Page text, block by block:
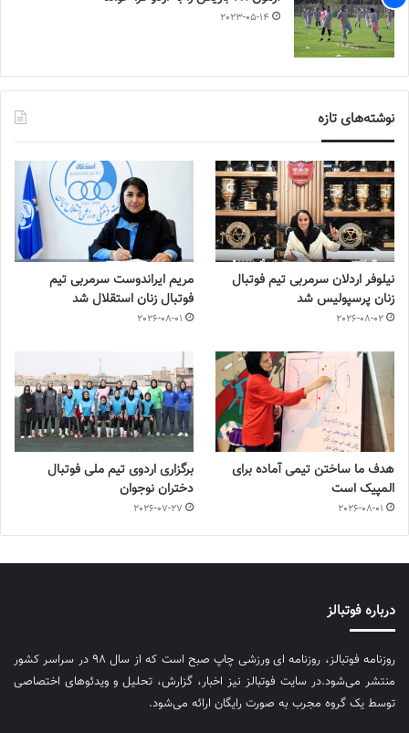
2023-05-14
نوشته‌های تازه
نیلوفر اردلان سرمربی تیم فوتبال
زنان پرسپولیس شد
2026-08-02
مریم ایراندوست سرمربی تیم
فوتبال زنان استقلال شد
2026-08-01
هدف ما ساختن تیمی آماده برای
المپیک است
2026-08-01
برگزاری اردوی تیم ملی فوتبال
دختران نوجوان
2026-07-27
درباره فوتبالز
روزنامه فوتبالز، روزنامه ای ورزشی چاپ صبح است که از سال ۹۸ در سراسر کشور
منتشر می‌شود.در سایت فوتبالز نیز اخبار، گزارش، تحلیل و ویدئوهای اختصاصی
توسط یک گروه مجرب به صورت رایگان ارائه می‌شود.